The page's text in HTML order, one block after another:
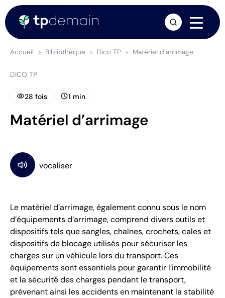
Accueil Bibliothèque Dico TP Matériel d’arrimage
DICO TP
visibility28 fois schedule1 min
Matériel d’arrimage
Le matériel d’arrimage, également connu sous le nom
d’équipements d’arrimage, comprend divers outils et
dispositifs tels que sangles, chaînes, crochets, cales et
dispositifs de blocage utilisés pour sécuriser les
charges sur un véhicule lors du transport. Ces
équipements sont essentiels pour garantir l’immobilité
et la sécurité des charges pendant le transport,
prévenant ainsi les accidents en maintenant la stabilité
arrow_forward